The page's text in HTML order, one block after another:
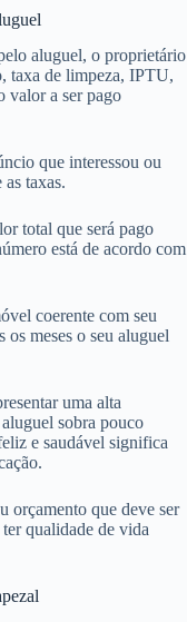
aluguel, o proprietário
taxa de limpeza, IPTU,
valor a ser pago
que interessou ou
taxas.
total que será pago
está de acordo com
coerente com seu
os meses o seu aluguel
uma alta
sobra pouco
e saudável significa
orçamento que deve ser
qualidade de vida